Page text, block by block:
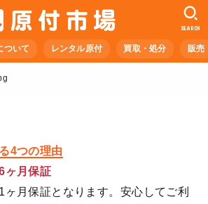
ついて レンタル原付 買取・処分 販売
SEARCH
4つの理由
ヶ月保証
ヶ月保証となります。安心してご利